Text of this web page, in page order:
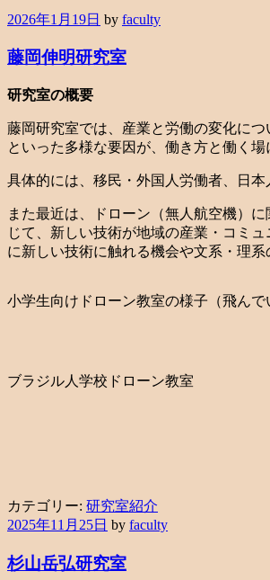
2026年1月19日 by faculty
藤岡伸明研究室
研究室の概要
藤岡研究室では、産業と労働の変化に
といった多様な要因が、働き方と働く
具体的には、移民・外国人労働者、日
また最近は、ドローン（無人航空機）
じて、新しい技術が地域の産業・コミ
に新しい技術に触れる機会や文系・理
小学生向けドローン教室の様子（飛んで
ブラジル人学校ドローン教室
カテゴリー: 研究室紹介
2025年11月25日 by faculty
杉山岳弘研究室